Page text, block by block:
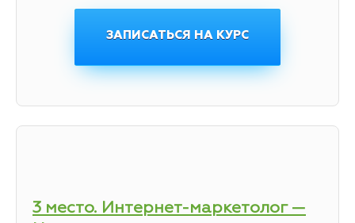
ЗАПИСАТЬСЯ НА КУРС
3 место. Интернет-маркетолог —